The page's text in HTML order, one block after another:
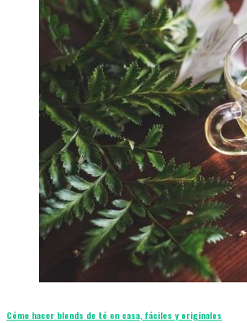
Cómo hacer blends de té en casa, fáciles y originales